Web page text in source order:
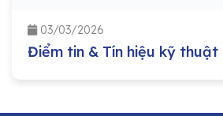
03/03/2026
Điểm tin & Tín hiệu kỹ thuật